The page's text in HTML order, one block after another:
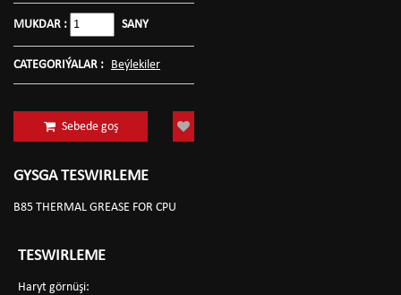
MUKDAR : SANY
CATEGORIÝALAR : Beýlekiler
Sebede goş
GYSGA TESWIRLEME
B85 THERMAL GREASE FOR CPU
TESWIRLEME
Haryt görnüşi: